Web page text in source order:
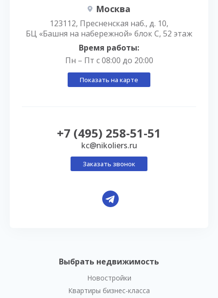
Выбрать недвижимость
Новостройки
Квартиры бизнес-класса
Москва
123112, Пресненская наб., д. 10,
БЦ «Башня на набережной» блок С, 52 этаж
Время работы:
Пн – Пт с 08:00 до 20:00
Показать на карте
+7 (495) 258-51-51
kc@nikoliers.ru
Заказать звонок